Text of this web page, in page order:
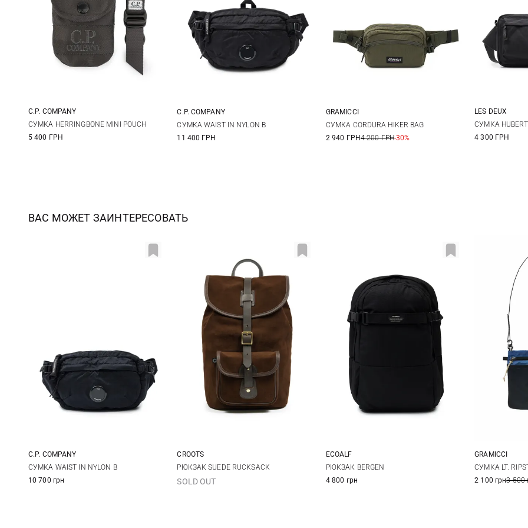
One Size
C.P. COMPANY
СУМКА HERRINGBONE MINI POUCH
5 400 ГРН
One Size
C.P. COMPANY
СУМКА WAIST IN NYLON B
11 400 ГРН
One Size
GRAMICCI
СУМКА CORDURA HIKER BAG
2 940 ГРН4 200 ГРН-30%
LES DEUX
СУМКА HUBERT
4 300 ГРН
ВАС МОЖЕТ ЗАИНТЕРЕСОВАТЬ
One Size
C.P. COMPANY
СУМКА WAIST IN NYLON B
10 700 грн
One Size
CROOTS
РЮКЗАК SUEDE RUCKSACK
SOLD OUT
One Size
ECOALF
РЮКЗАК BERGEN
4 800 грн
GRAMICCI
СУМКА LT.
2 100 грн3 500